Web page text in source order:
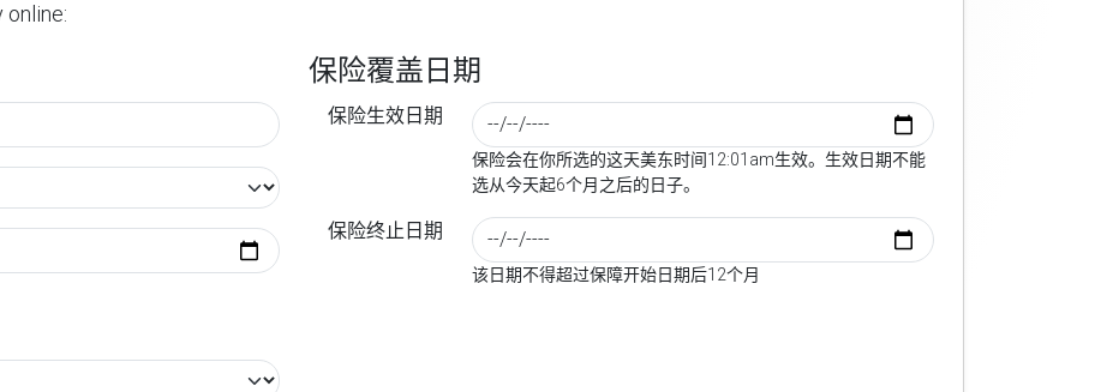
保险覆盖日期
保险生效日期
保险会在你所选的这天美东时间12:01am生效。生效日期不能
选从今天起6个月之后的日子。
保险终止日期
该日期不得超过保障开始日期后12个月